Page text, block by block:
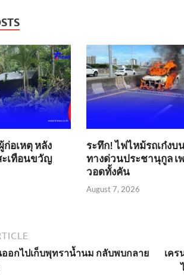
อเหตุ หลัง
เทือนขวัญ
ระทึก! ไฟไหม้รถเก๋งบ
ทางด่วนประชานุกูล เ
วอดทั้งคัน
August 7, 2026
อกไปเก็บพุทราน้ำนม กลับพบกลาย
เคร